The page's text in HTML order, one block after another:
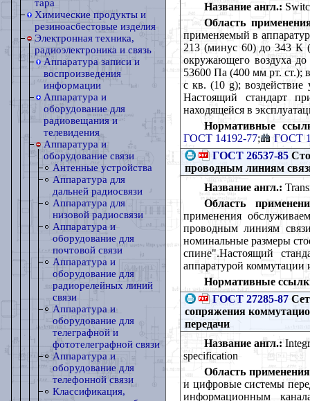
тара
Химические продукты и
резиноасбестовые изделия
Электронная техника,
радиоэлектроника и связь
Аппаратура записи и
воспроизведения
информации
Аппаратура и
оборудование для
радиовещания и
телевидения
Аппаратура и
оборудование связи
Антенные устройства
Аппаратура для
дальней радиосвязи
Аппаратура для
низовой радиосвязи
Аппаратура и
оборудование для
почтовой связи
Аппаратура и
оборудование для
радиорелейных линий
связи
Аппаратура и
оборудование для
телеграфной и
фототелеграфной связи
Аппаратура и
оборудование для
телефонной связи
Классификация,
Название англ.:
Область
применяемый в
213 (минус 60) до 343 К
окружающего воздуха
53600 Па (400 мм рт. ст.);
с кв. (10 g);
Настоящий стандарт
находящейся в
Нормативные
ГОСТ 14192-77;
ГОСТ
ГОСТ 26537-85
проводным линиям
Название англ.:
Область
применения
проводным линиям
номинальные размеры
спине".Настоящий
аппаратурой коммутации
Нормативные
ГОСТ 27285-87
сопряжения
передачи
Название англ.:
specification
Область
и цифровые системы
информационным